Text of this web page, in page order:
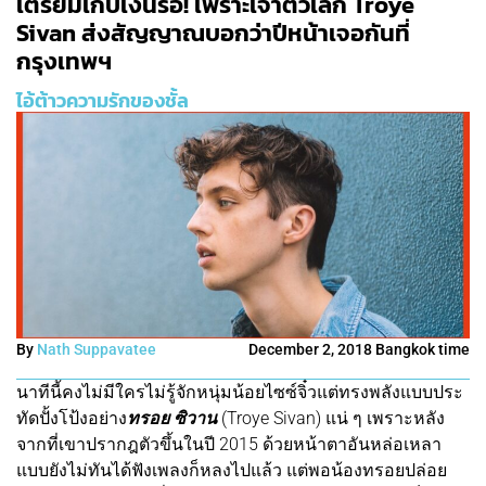
Sivan ส่งสัญญาณบอกว่าปีหน้าเจอกันที่
กรุงเทพฯ
ไอ้ต้าวความรักของชั้ล
By Nath Suppavatee December 2, 2018 Bangkok time
นาทีนี้คงไม่มีใครไม่รู้จักหนุ่มน้อยไซซ์จิ๋วแต่ทรงพลังแบบประ
ทัดปั้งโป้งอย่างทรอย ซิวาน(Troye Sivan) แน่ ๆ เพราะหลัง
จากที่เขาปรากฎตัวขึ้นในปี 2015 ด้วยหน้าตาอันหล่อเหลา
แบบยังไม่ทันได้ฟังเพลงก็หลงไปแล้ว แต่พอน้องทรอยปล่อย